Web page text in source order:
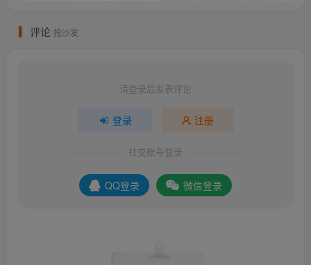
评论 抢沙发
请登录后发表评论
登录 注册
社交账号登录
QQ登录 微信登录